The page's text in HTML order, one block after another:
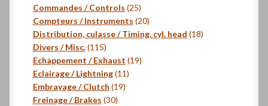
produits
Commandes / Controls 2525
produits
Compteurs / Instruments 2020
produits
Distribution, culasse / Timing, cyl. head 1818
Divers / Misc. 115115
produits
Echappement / Exhaust 1919
Eclairage / Lightning 1111
Embrayage / Clutch 1919
Freinage / Brakes 3030